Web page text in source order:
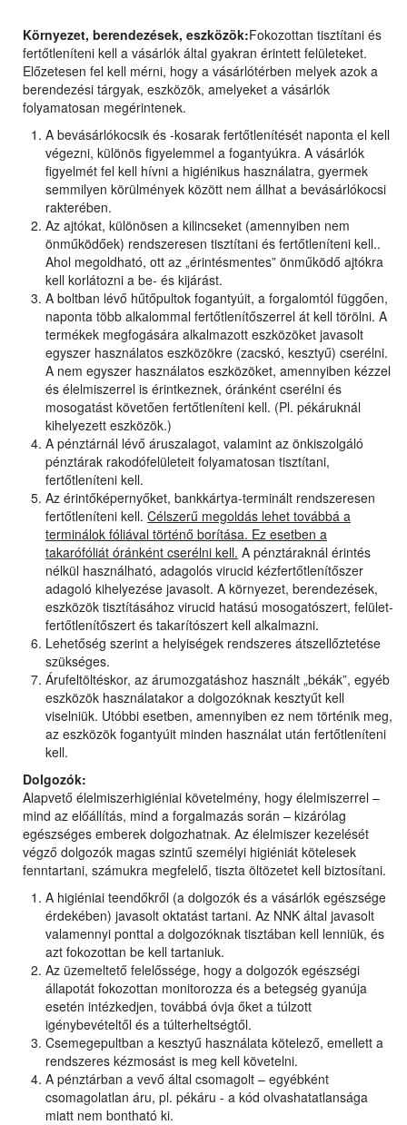
Környezet, berendezések, eszközök:Fokozottan tisztítani és
fertőtleníteni kell a vásárlók által gyakran érintett felületeket.
Előzetesen fel kell mérni, hogy a vásárlótérben melyek azok a
berendezési tárgyak, eszközök, amelyeket a vásárlók
folyamatosan megérintenek.
A bevásárlókocsik és -kosarak fertőtlenítését naponta el kell
végezni, különös figyelemmel a fogantyúkra. A vásárlók
figyelmét fel kell hívni a higiénikus használatra, gyermek
semmilyen körülmények között nem állhat a bevásárlókocsi
rakterében.
Az ajtókat, különösen a kilincseket (amennyiben nem
önműködőek) rendszeresen tisztítani és fertőtleníteni kell..
Ahol megoldható, ott az „érintésmentes” önműködő ajtókra
kell korlátozni a be- és kijárást.
A boltban lévő hűtőpultok fogantyúit, a forgalomtól függően,
naponta több alkalommal fertőtlenítőszerrel át kell törölni. A
termékek megfogására alkalmazott eszközöket javasolt
egyszer használatos eszközökre (zacskó, kesztyű) cserélni.
A nem egyszer használatos eszközöket, amennyiben kézzel
és élelmiszerrel is érintkeznek, óránként cserélni és
mosogatást követően fertőtleníteni kell. (Pl. pékáruknál
kihelyezett eszközök.)
A pénztárnál lévő áruszalagot, valamint az önkiszolgáló
pénztárak rakodófelületeit folyamatosan tisztítani,
fertőtleníteni kell.
Az érintőképernyőket, bankkártya-terminált rendszeresen
fertőtleníteni kell. Célszerű megoldás lehet továbbá a
terminálok fóliával történő borítása. Ez esetben a
takarófóliát óránként cserélni kell. A pénztáraknál érintés
nélkül használható, adagolós virucid kézfertőtlenítőszer
adagoló kihelyezése javasolt. A környezet, berendezések,
eszközök tisztításához virucid hatású mosogatószert, felület-
fertőtlenítőszert és takarítószert kell alkalmazni.
Lehetőség szerint a helyiségek rendszeres átszellőztetése
szükséges.
Árufeltöltéskor, az árumozgatáshoz használt „békák”, egyéb
eszközök használatakor a dolgozóknak kesztyűt kell
viselniük. Utóbbi esetben, amennyiben ez nem történik meg,
az eszközök fogantyúit minden használat után fertőtleníteni
kell.
Dolgozók:
Alapvető élelmiszerhigiéniai követelmény, hogy élelmiszerrel –
mind az előállítás, mind a forgalmazás során – kizárólag
egészséges emberek dolgozhatnak. Az élelmiszer kezelését
végző dolgozók magas szintű személyi higiéniát kötelesek
fenntartani, számukra megfelelő, tiszta öltözetet kell biztosítani.
A higiéniai teendőkről (a dolgozók és a vásárlók egészsége
érdekében) javasolt oktatást tartani. Az NNK által javasolt
valamennyi ponttal a dolgozóknak tisztában kell lenniük, és
azt fokozottan be kell tartaniuk.
Az üzemeltető felelőssége, hogy a dolgozók egészségi
állapotát fokozottan monitorozza és a betegség gyanúja
esetén intézkedjen, továbbá óvja őket a túlzott
igénybevételtől és a túlterheltségtől.
Csemegepultban a kesztyű használata kötelező, emellett a
rendszeres kézmosást is meg kell követelni.
A pénztárban a vevő által csomagolt – egyébként
csomagolatlan áru, pl. pékáru - a kód olvashatatlansága
miatt nem bontható ki.